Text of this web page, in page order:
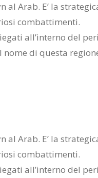
Arab. E’ la
com­bat­ti­men­ti.
al­l’in­ter­no del
nome di que­sta
Arab. E’ la
com­bat­ti­men­ti.
al­l’in­ter­no del